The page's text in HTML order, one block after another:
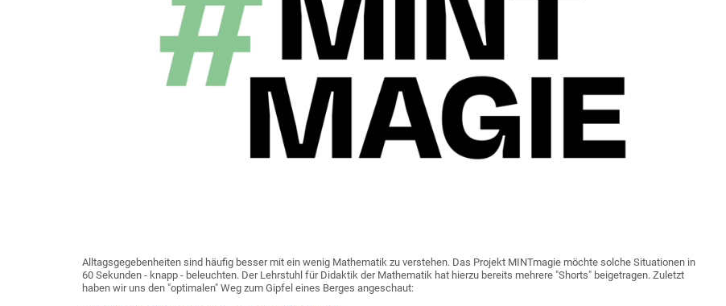
Alltagsgegebenheiten sind häufig besser mit ein wenig Mathematik zu verstehen. Das Projekt MINTmagie möchte solche Situationen in
60 Sekunden - knapp - beleuchten. Der Lehrstuhl für Didaktik der Mathematik hat hierzu bereits mehrere "Shorts" beigetragen. Zuletzt
haben wir uns den "optimalen" Weg zum Gipfel eines Berges angeschaut: